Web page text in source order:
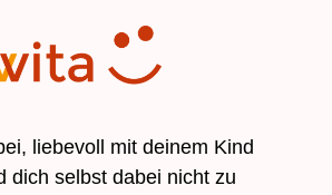
liebevoll mit deinem Kind
dich selbst dabei nicht zu